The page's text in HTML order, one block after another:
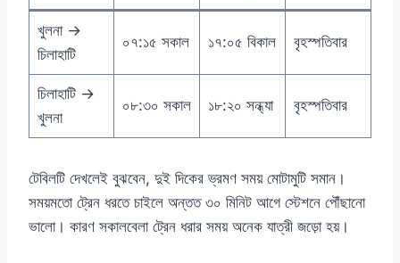
খুলনা →
চিলাহাটি
০৭:১৫ সকাল ১৭:০৫ বিকাল বৃহস্পতিবার
চিলাহাটি →
খুলনা
০৮:৩০ সকাল ১৮:২০ সন্ধ্যা বৃহস্পতিবার
টেবিলটি দেখলেই বুঝবেন, দুই দিকের ভ্রমণ সময় মোটামুটি সমান।
সময়মতো ট্রেন ধরতে চাইলে অন্তত ৩০ মিনিট আগে স্টেশনে পৌঁছানো
ভালো। কারণ সকালবেলা ট্রেন ধরার সময় অনেক যাত্রী জড়ো হয়।